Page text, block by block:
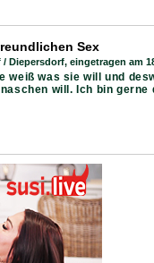
Sex
Diepersdorf, eingetragen am
weiß was sie will und
will. Ich bin gerne